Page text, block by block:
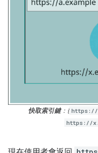
快取索引鍵：{ https://
https://